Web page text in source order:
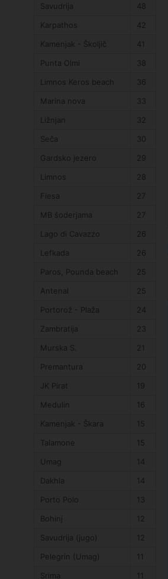
Savudrija
48
Karpathos
42
Kamenjak - Školjič
41
Punta Olmi
38
Limnos Keros beach
36
Marina nova
33
Ližnjan
32
Seča
30
Gardsko jezero
29
Limnos
28
Fiesa
27
MB šoderjama
27
Lago di Cavazzo
26
Lefkada
26
Paros, Pounda beach
25
Antenal
25
Portorož - Plaža
24
Zambratija
23
Murska S.
21
Premantura
20
JK Pirat
19
Medulin
16
Kamenjak - Škara
15
Talamone
15
Umag
14
Dakhla
14
Porto Polo
13
Bohinj
12
Savudrija (jugo)
12
Pelegrin (Umag)
11
Srima
11